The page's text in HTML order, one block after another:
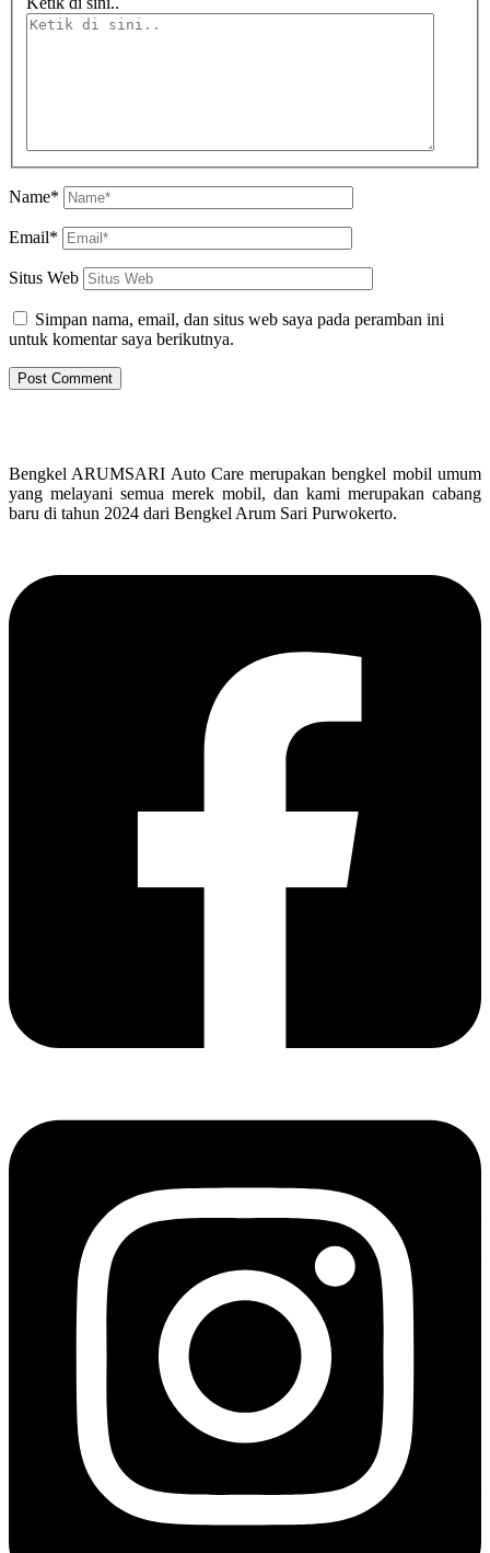
Name*
Email*
Situs Web
Simpan nama, email, dan situs web saya pada peramban ini
untuk komentar saya berikutnya.
Bengkel ARUMSARI Auto Care merupakan bengkel mobil umum
yang melayani semua merek mobil, dan kami merupakan cabang
baru di tahun 2024 dari Bengkel Arum Sari Purwokerto.